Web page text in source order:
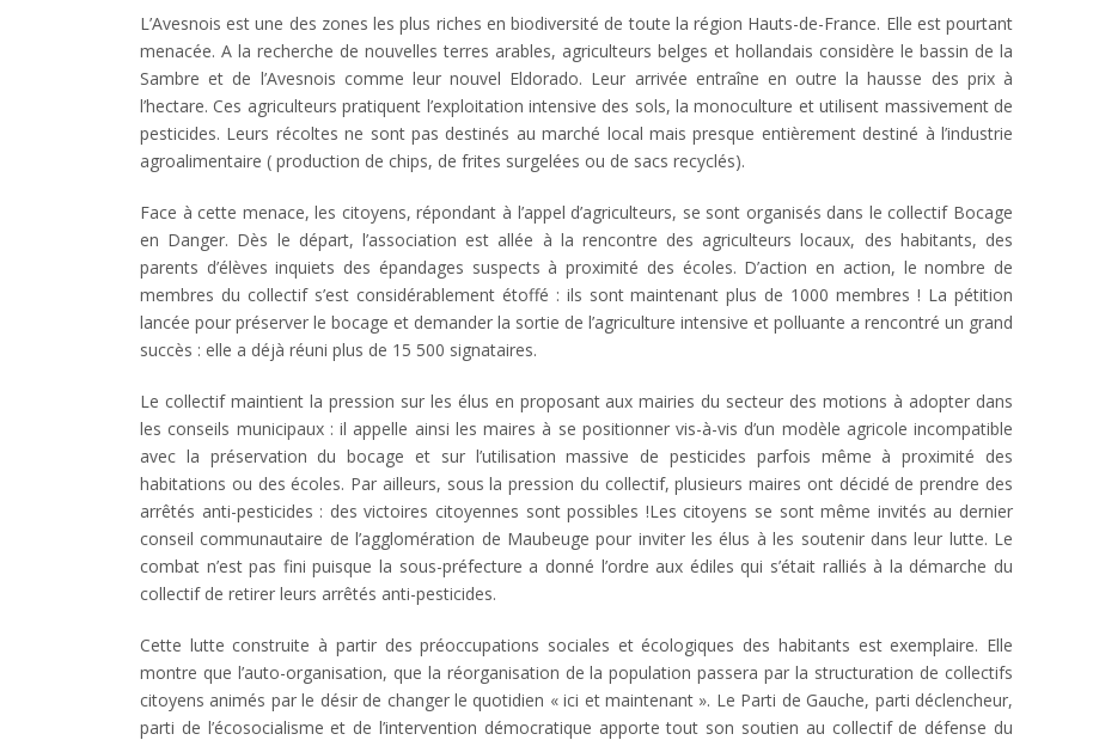
L’Avesnois est une des zones les plus riches en biodiversité de toute la région Hauts-de-France. Elle est pourtant
menacée. A la recherche de nouvelles terres arables, agriculteurs belges et hollandais considère le bassin de la
Sambre et de l’Avesnois comme leur nouvel Eldorado. Leur arrivée entraîne en outre la hausse des prix à
l’hectare. Ces agriculteurs pratiquent l’exploitation intensive des sols, la monoculture et utilisent massivement de
pesticides. Leurs récoltes ne sont pas destinés au marché local mais presque entièrement destiné à l’industrie
agroalimentaire ( production de chips, de frites surgelées ou de sacs recyclés).
Face à cette menace, les citoyens, répondant à l’appel d’agriculteurs, se sont organisés dans le collectif Bocage
en Danger. Dès le départ, l’association est allée à la rencontre des agriculteurs locaux, des habitants, des
parents d’élèves inquiets des épandages suspects à proximité des écoles. D’action en action, le nombre de
membres du collectif s’est considérablement étoffé : ils sont maintenant plus de 1000 membres ! La pétition
lancée pour préserver le bocage et demander la sortie de l’agriculture intensive et polluante a rencontré un grand
succès : elle a déjà réuni plus de 15 500 signataires.
Le collectif maintient la pression sur les élus en proposant aux mairies du secteur des motions à adopter dans
les conseils municipaux : il appelle ainsi les maires à se positionner vis-à-vis d’un modèle agricole incompatible
avec la préservation du bocage et sur l’utilisation massive de pesticides parfois même à proximité des
habitations ou des écoles. Par ailleurs, sous la pression du collectif, plusieurs maires ont décidé de prendre des
arrêtés anti-pesticides : des victoires citoyennes sont possibles !Les citoyens se sont même invités au dernier
conseil communautaire de l’agglomération de Maubeuge pour inviter les élus à les soutenir dans leur lutte. Le
combat n’est pas fini puisque la sous-préfecture a donné l’ordre aux édiles qui s’était ralliés à la démarche du
collectif de retirer leurs arrêtés anti-pesticides.
Cette lutte construite à partir des préoccupations sociales et écologiques des habitants est exemplaire. Elle
montre que l’auto-organisation, que la réorganisation de la population passera par la structuration de collectifs
citoyens animés par le désir de changer le quotidien « ici et maintenant ». Le Parti de Gauche, parti déclencheur,
parti de l’écosocialisme et de l’intervention démocratique apporte tout son soutien au collectif de défense du